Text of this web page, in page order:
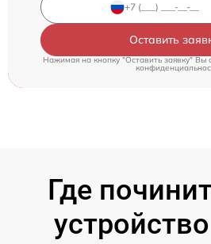
Оставить
Нажимая на кнопку "Оставить заявку" Вы
Где